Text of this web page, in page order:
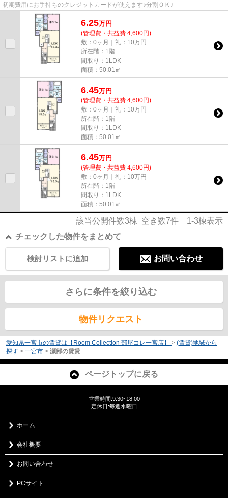
初期費用にお手持ちのクレジットカードが使えます♪分割ＯＫ♪
6.25万円
(管理費・共益費 4,600円)
敷：0ヶ月｜礼：10万円
所在階：1階
間取り：1LDK
面積：50.01㎡
6.45万円
(管理費・共益費 4,600円)
敷：0ヶ月｜礼：10万円
所在階：1階
間取り：1LDK
面積：50.01㎡
6.45万円
(管理費・共益費 4,600円)
敷：0ヶ月｜礼：10万円
所在階：1階
間取り：1LDK
面積：50.01㎡
該当公開件数3棟 空き数7件 1-3棟表示
チェックした物件をまとめて
お問い合わせ
検討リストに追加
さらに条件を絞り込む
物件リクエスト
愛知県一宮市の賃貸は【Room Collection 部屋コレ一宮店】 > (賃貸)地域から
探す > 一宮市 > 瀬部の賃貸
ページトップに戻る
営業時間:9:30~18:00
定休日:毎週水曜日
ホーム
会社概要
お問い合わせ
PCサイト